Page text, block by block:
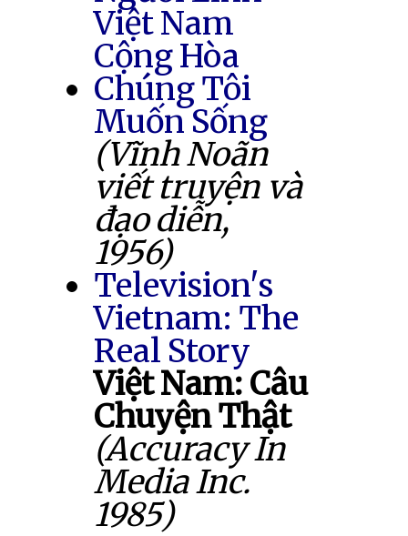
Việt Nam
Cộng Hòa
Chúng Tôi
Muốn Sống
(Vĩnh Noãn
viết truyện và
đạo diễn,
1956)
Television's
Vietnam: The
Real Story
Việt Nam: Câu
Chuyện Thật
(Accuracy In
Media Inc.
1985)